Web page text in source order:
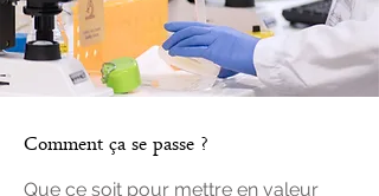
Comment ça se passe ?
Que ce soit pour mettre en valeur